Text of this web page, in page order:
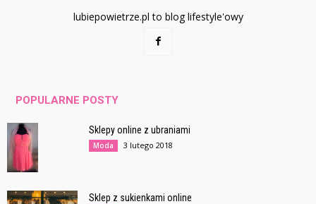
lubiepowietrze.pl to blog lifestyle'owy
POPULARNE POSTY
Sklepy online z ubraniami
Moda 3 lutego 2018
Sklep z sukienkami online